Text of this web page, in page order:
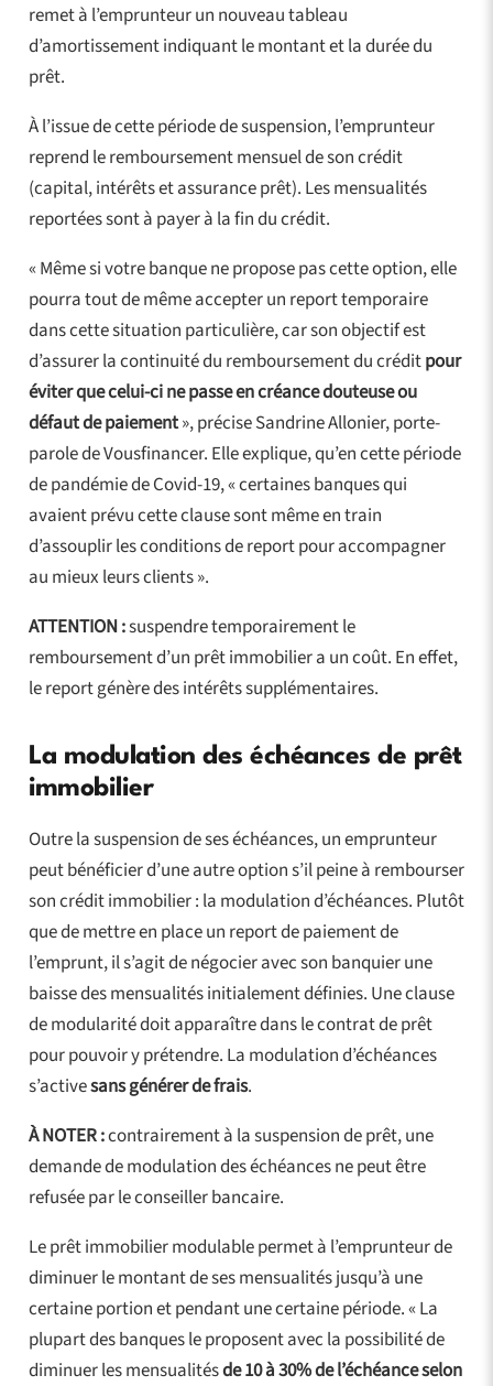
remet à l’emprunteur un nouveau tableau
d’amortissement indiquant le montant et la durée du
prêt.
À l’issue de cette période de suspension, l’emprunteur
reprend le remboursement mensuel de son crédit
(capital, intérêts et assurance prêt). Les mensualités
reportées sont à payer à la fin du crédit.
« Même si votre banque ne propose pas cette option, elle
pourra tout de même accepter un report temporaire
dans cette situation particulière, car son objectif est
d’assurer la continuité du remboursement du créditpour
éviter que celui-ci ne passe en créance douteuse ou
défaut de paiement», précise Sandrine Allonier, porte-
parole de Vousfinancer. Elle explique, qu’en cette période
de pandémie de Covid-19, « certaines banques qui
avaient prévu cette clause sont même en train
d’assouplir les conditions de report pour accompagner
au mieux leurs clients ».
ATTENTION :suspendre temporairement le
remboursement d’un prêt immobilier a un coût. En effet,
le report génère des intérêts supplémentaires.
La modulation des échéances de prêt
immobilier
Outre la suspension de ses échéances, un emprunteur
peut bénéficier d’une autre option s’il peine à rembourser
son crédit immobilier : la modulation d’échéances. Plutôt
que de mettre en place un report de paiement de
l’emprunt, il s’agit de négocier avec son banquier une
baisse des mensualités initialement définies. Une clause
de modularité doit apparaître dans le contrat de prêt
pour pouvoir y prétendre. La modulation d’échéances
s’activesans générer de frais.
À NOTER :contrairement à la suspension de prêt, une
demande de modulation des échéances ne peut être
refusée par le conseiller bancaire.
Le prêt immobilier modulable permet à l’emprunteur de
diminuer le montant de ses mensualités jusqu’à une
certaine portion et pendant une certaine période. « La
plupart des banques le proposent avec la possibilité de
diminuer les mensualitésde 10 à 30% de l’échéance selon